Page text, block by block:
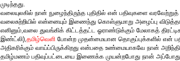
முடிந்தது.
வலையுலகில் நான் நுழைந்திருந்த புதிதில் என் பதிவுகளை
வலைசுற்றியில் என்னையும் இணைந்து கொள்ளுமாறு அழைப்பு
எனினும்,வலை துவங்கிக் கிட்டத்தட்ட ஓராண்டுக்கும் மேலாகத்
இண்ட்லி),தமிழ்வெளி போன்ற முதன்மையான தொகுப்புக்களில் என்
அதிகரிக்கும் வாய்ப்பிருக்கிறது என்பதை உண்மையாகவே நான்
தமிழ்மணம் பதிவுப்பட்டையை இணைக்க முயன்றபோது நான்